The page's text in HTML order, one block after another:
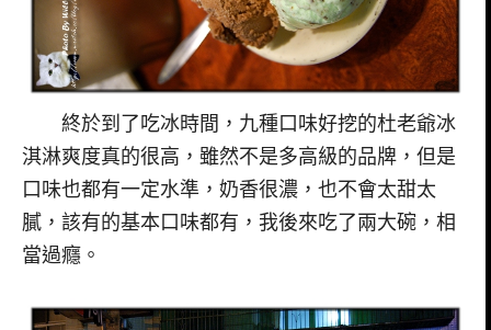
終於到了吃冰時間，九種口味好挖的杜老爺冰
淇淋爽度真的很高，雖然不是多高級的品牌，但是
口味也都有一定水準，奶香很濃，也不會太甜太
膩，該有的基本口味都有，我後來吃了兩大碗，相
當過癮。